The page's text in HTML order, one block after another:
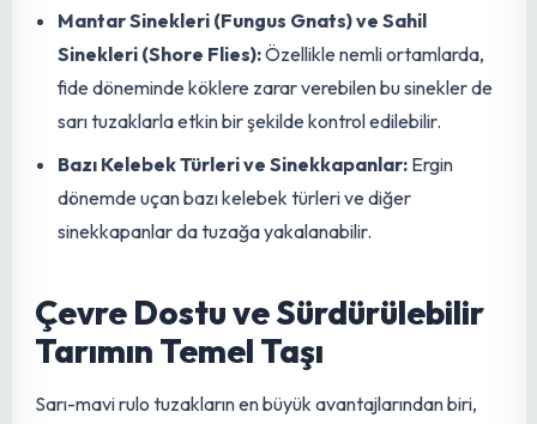
thripsler, bitki dokularına zarar vererek deformasyon
ve lekelenmelere yol açar.
Beyazsinekler (Sera Beyazsineği, Pamuk
Beyazsineği):Bitki özsuyunu emerek zayıflatan ve
'ballık' salgılayarak fumajine neden olan beyazsinekler,
sarı tuzağın başlıca hedeflerindendir.
zararlılar, sarı renge ilgi gösterir.
Mantar Sinekleri (Fungus Gnats) ve Sahil
Sinekleri (Shore Flies):Özellikle nemli ortamlarda,